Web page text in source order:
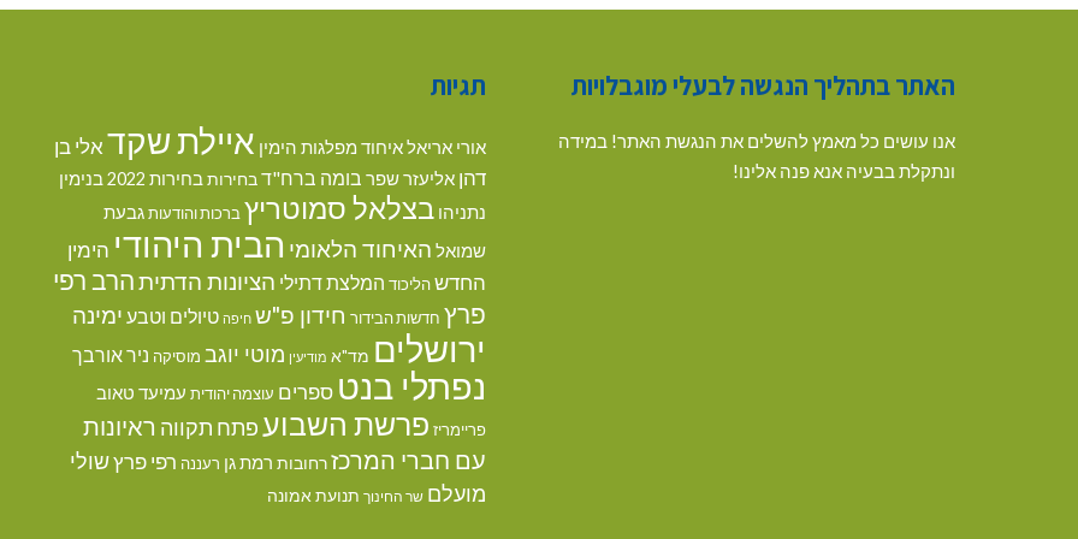
האתר בתהליך הנגשה לבעלי מוגבלויות
אנו עושים כל מאמץ להשלים את הנגשת האתר! במידה
ונתקלת בבעיה אנא פנה אלינו!
תגיות
אורי אריאלאיחוד מפלגות הימין איילת שקדאלי בן
דהן אליעזר שפר בומה ברח"דבחירותבחירות 2022
בנימין
נתניהו בצלאל סמוטריץברכות והודעותגבעת
שמואל האיחוד הלאומי הבית היהודי הימין
החדשהליכוד המלצת דתילי הציונות הדתיתהרב רפי
פרץ חדשות הבידור חידון פ"ש חיפה טיולים וטבע ימינה
ירושלים מד"א מודיעין מוטי יוגב מוסיקה ניר אורבך
נפתלי בנט ספרים עוצמה יהודית עמיעד טאוב
פריימריז פרשת השבועפתח תקווה ראיונות
עם חברי המרכזרחובות רמת גן רעננה רפי פרץשולי
מועלם שר החינוך תנועת אמונה